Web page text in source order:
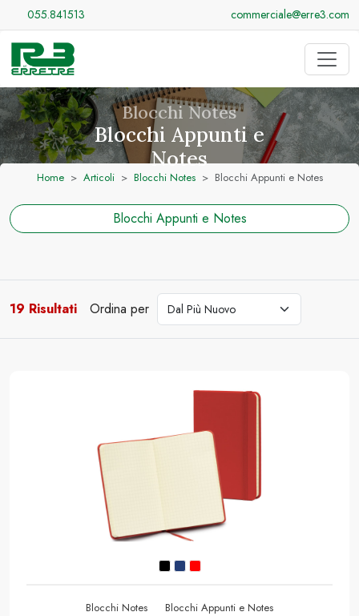
055.841513 commerciale@erre3.com
Blocchi Notes
Blocchi Appunti e
Notes
Home Articoli Blocchi Notes Blocchi Appunti e Notes
Blocchi Appunti e Notes
19 Risultati Ordina per
cerca
Blocchi Notes Blocchi Appunti e Notes